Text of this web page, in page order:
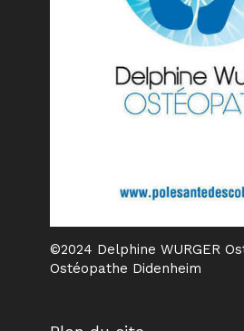
©2024 Delphine WURGER
Ostéopathe Didenheim